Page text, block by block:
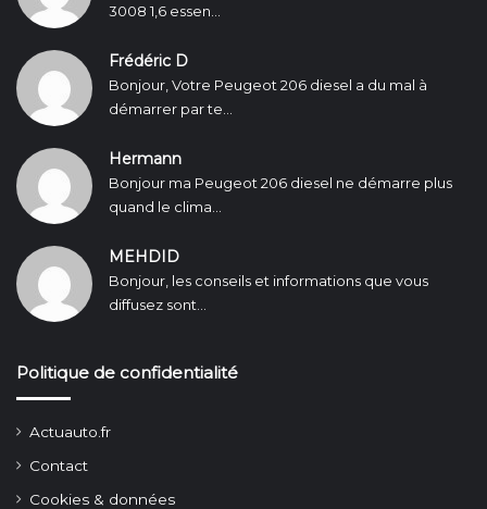
3008 1,6 essen...
Frédéric D
Bonjour, Votre Peugeot 206 diesel a du mal à
démarrer par te...
Hermann
Bonjour ma Peugeot 206 diesel ne démarre plus
quand le clima...
MEHDID
Bonjour, les conseils et informations que vous
diffusez sont...
Politique de confidentialité
Actuauto.fr
Contact
Cookies & données